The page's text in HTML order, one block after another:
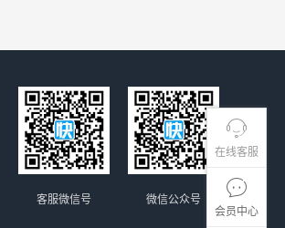
在线客服
会员中心
微信公众号
客服微信号